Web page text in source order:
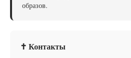
образов.
✝ Контакты